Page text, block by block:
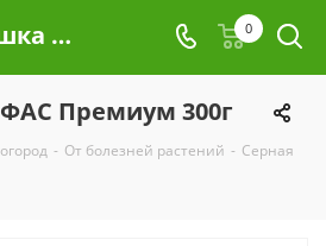
Серная шашка ФАС Премиум 300г 0
Премиум 300г
- От болезней растений - Серная